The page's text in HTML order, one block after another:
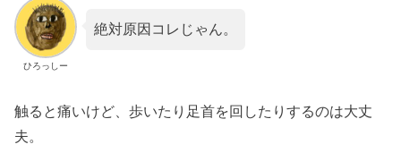
ひろっしー
絶対原因コレじゃん。
触ると痛いけど、歩いたり足首を回したりするのは大丈
夫。